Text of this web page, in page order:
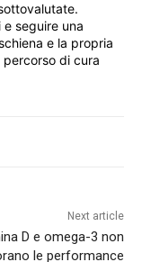
seguire una
e la propria
di cura
Next article
D e omega-3 non
le performance